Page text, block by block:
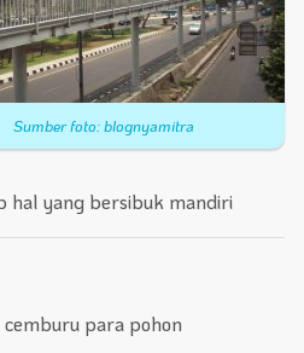
Sumber foto: blognyamitra
hal yang bersibuk mandiri
para pohon